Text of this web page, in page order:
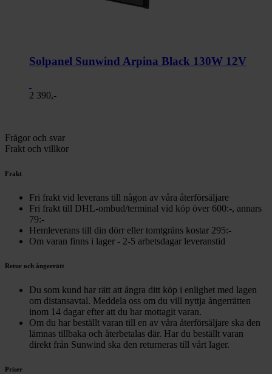
Solpanel Sunwind Arpina Black 130W 12V
2 390,-
Frågor och svar
Frakt och villkor
Frakt
Fri frakt vid leverans till någon av våra återförsäljare
Fri frakt till DHL-ombud/terminal vid köp över 600:-, annars
79:-
Hemleverans till din dörr eller tomtgräns kostar 295:-
Om varan finns i lager - 2-5 arbetsdagar leveranstid
Retur och ångerrätt
Du som kund har rätt att ångra ditt köp i enlighet med lagen
om distansavtal. Meddela oss om du vill nyttja ångerrätten
inom 14 dagar efter att du har mottagit varan.
Om du har beställt varan till en av våra återförsäljare ska den
lämnas tillbaka och återbetalas där. Har du beställt varan
direkt från Sunwind ska den returneras till vårt lager.
Priser